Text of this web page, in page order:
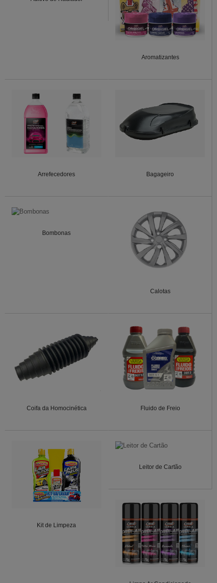
Aromatizantes
Arrefecedores Bagageiro
Bombonas
Calotas
Coifa da Homocinética Fluido de Freio
Kit de Limpeza
Leitor de Cartão